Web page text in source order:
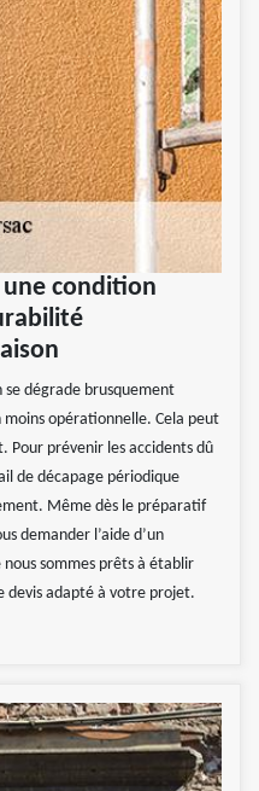
condition
se dégrade brusquement
moins opérationnelle. Cela peut
prévenir les accidents dû
de décapage périodique
Même dès le préparatif
demander l’aide d’un
sommes prêts à établir
devis adapté à votre projet.